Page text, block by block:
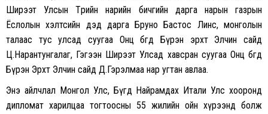
Ширээт Улсын Төрийн нарийн бичгийн дарга нарын газрын
Ёслолын хэлтсийн дэд дарга Бруно Бастос Линс, монголын
талаас тус улсад суугаа Онц бөгөөд Бүрэн эрхт Элчин сайд
Ц.Нарантунгалаг, Гэгээн Ширээт Улсад хавсран суугаа Онц бөгөөд
Бүрэн Эрхт Элчин сайд Д.Гэрэлмаа нар угтан авлаа.
Энэ айлчлал Монгол Улс, Бүгд Найрамдах Итали Улс хооронд
дипломат харилцаа тогтоосны 55 жилийн ойн хүрээнд болж